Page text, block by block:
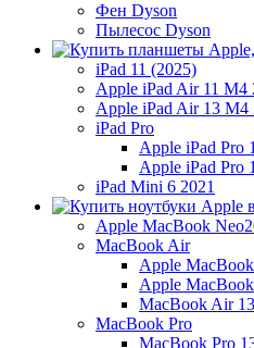
Фен Dyson
Пылесос Dyson
iPad 11 (2025)
Apple iPad Air 11 M4
Apple iPad Air 13 M4
iPad Pro
Apple iPad Pro
Apple iPad Pro
iPad Mini 6 2021
Apple MacBook Neo
MacBook Air
Apple
Apple
MacBook Air
MacBook Pro
MacBook Pro